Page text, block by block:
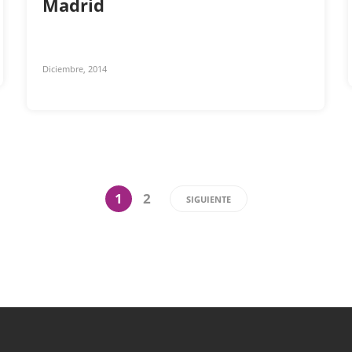
Madrid
Diciembre, 2014
1 2 SIGUIENTE